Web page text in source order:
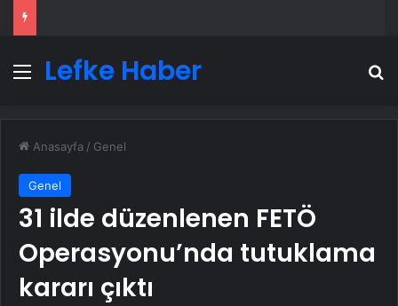
Menü
Lefke Haber
Anasayfa / Genel
Genel
31 ilde düzenlenen FETÖ
Operasyonu’nda tutuklama
kararı çıktı